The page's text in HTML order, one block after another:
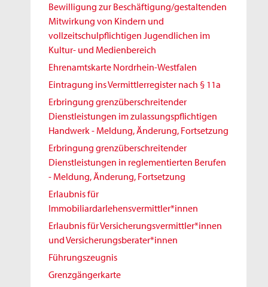
Bewilligung zur Beschäftigung/gestaltenden
Mitwirkung von Kindern und
vollzeitschulpflichtigen Jugendlichen im
Kultur- und Medienbereich
Ehrenamtskarte Nordrhein-Westfalen
Eintragung ins Vermittlerregister nach § 11a
Erbringung grenzüberschreitender
Dienstleistungen im zulassungspflichtigen
Handwerk - Meldung, Änderung, Fortsetzung
Erbringung grenzüberschreitender
Dienstleistungen in reglementierten Berufen
- Meldung, Änderung, Fortsetzung
Erlaubnis für
Immobiliardarlehensvermittler*innen
Erlaubnis für Versicherungsvermittler*innen
und Versicherungsberater*innen
Führungszeugnis
Grenzgängerkarte